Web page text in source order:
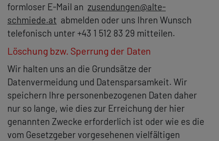
formloser E-Mail an zusendungen@alte-
schmiede.at abmelden oder uns Ihren Wunsch
telefonisch unter +43 1 512 83 29 mitteilen.
Löschung bzw. Sperrung der Daten
Wir halten uns an die Grundsätze der
Datenvermeidung und Datensparsamkeit. Wir
speichern Ihre personenbezogenen Daten daher
nur so lange, wie dies zur Erreichung der hier
genannten Zwecke erforderlich ist oder wie es die
vom Gesetzgeber vorgesehenen vielfältigen